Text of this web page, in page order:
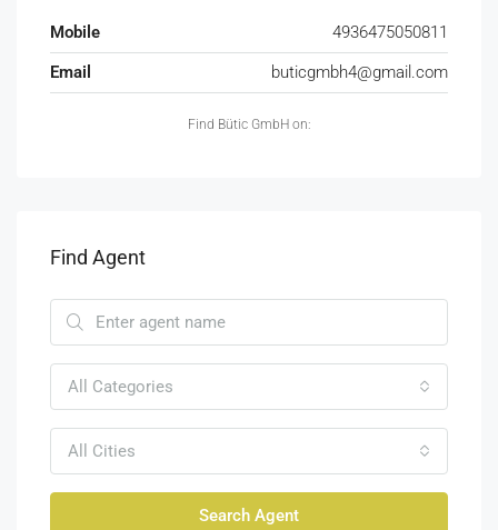
Mobile
4936475050811
Email
buticgmbh4@gmail.com
Find Bütic GmbH on:
Find Agent
All Categories
All Cities
Search Agent